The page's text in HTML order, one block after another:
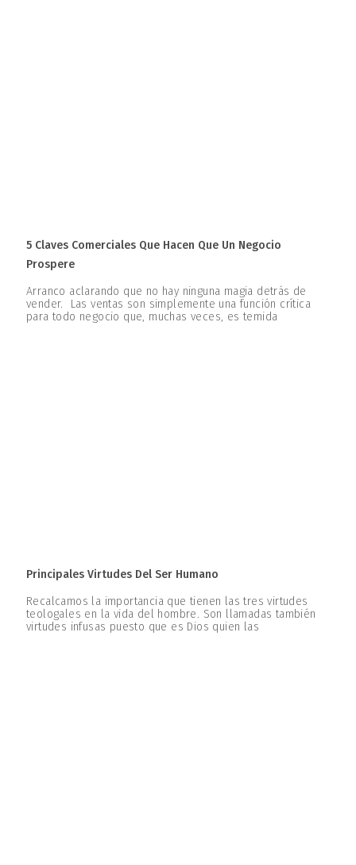
5 Claves Comerciales Que Hacen Que Un Negocio
Prospere
Arranco aclarando que no hay ninguna magia detrás de
vender. Las ventas son simplemente una función crítica
para todo negocio que, muchas veces, es temida
Principales Virtudes Del Ser Humano
Recalcamos la importancia que tienen las tres virtudes
teologales en la vida del hombre. Son llamadas también
virtudes infusas puesto que es Dios quien las